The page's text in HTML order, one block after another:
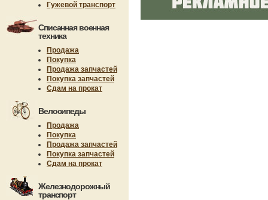
Гужевой транспорт
Списанная военная
техника
Продажа
Покупка
Продажа запчастей
Покупка запчастей
Сдам на прокат
Велосипеды
Продажа
Покупка
Продажа запчастей
Покупка запчастей
Сдам на прокат
Железнодорожный
транспорт